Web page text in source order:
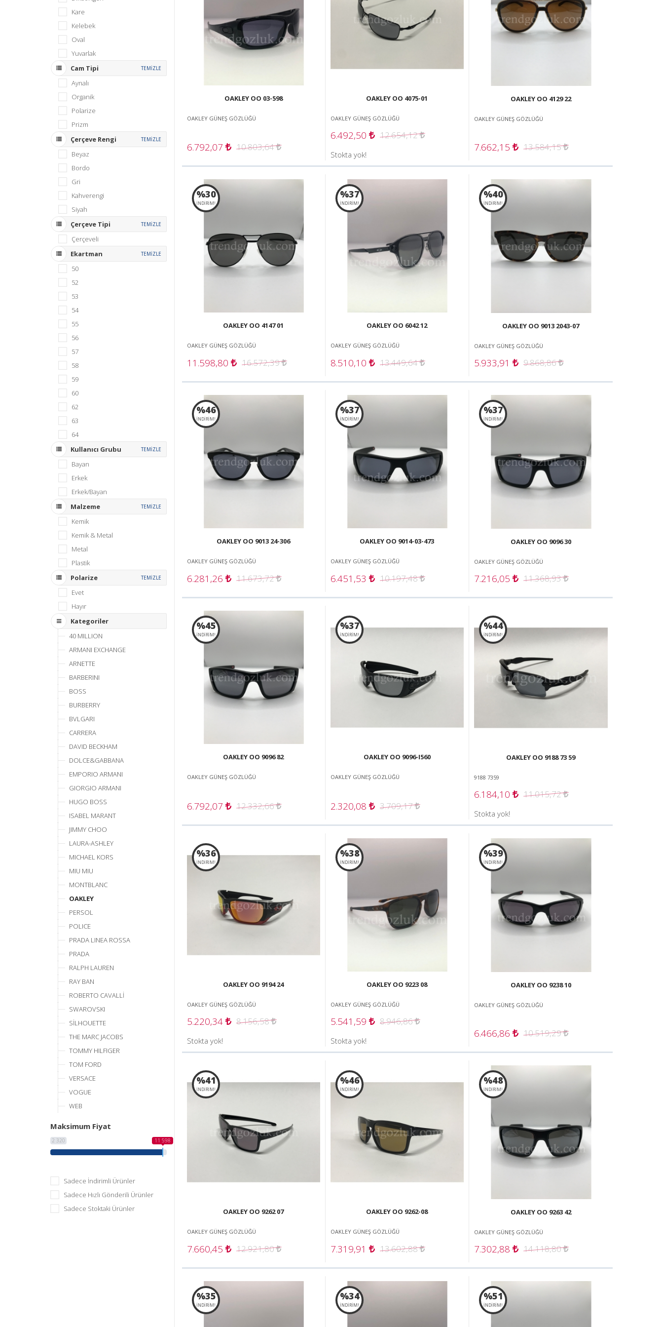
Kare
Kelebek
Oval
Yuvarlak
Cam Tipi
TEMİZLE
Aynalı
Organik
Polarize
Prizm
Çerçeve Rengi
TEMİZLE
Beyaz
Bordo
Gri
Kahverengi
Siyah
Çerçeve Tipi
TEMİZLE
Çerçeveli
Ekartman
TEMİZLE
50
52
53
54
55
56
57
58
59
60
62
63
64
Kullanıcı Grubu
TEMİZLE
Bayan
Erkek
Erkek/Bayan
Malzeme
TEMİZLE
Kemik
Kemik & Metal
Metal
Plastik
Polarize
TEMİZLE
Evet
Hayır
Kategoriler
40 MILLION
ARMANI EXCHANGE
ARNETTE
BARBERINI
BOSS
BURBERRY
BVLGARI
CARRERA
DAVID BECKHAM
DOLCE&GABBANA
EMPORIO ARMANI
GIORGIO ARMANI
HUGO BOSS
ISABEL MARANT
JIMMY CHOO
LAURA-ASHLEY
MICHAEL KORS
MIU MIU
MONTBLANC
OAKLEY
PERSOL
POLICE
PRADA LINEA ROSSA
PRADA
RALPH LAUREN
RAY BAN
ROBERTO CAVALLİ
SWAROVSKI
SİLHOUETTE
THE MARC JACOBS
TOMMY HILFIGER
TOM FORD
VERSACE
VOGUE
WEB
Maksimum Fiyat
2 320 11 598
Sadece İndirimli Ürünler
Sadece Hızlı Gönderili Ürünler
Sadece Stoktaki Ürünler
OAKLEY OO 03-598
OAKLEY GÜNEŞ GÖZLÜĞÜ
6.792,07 10.803,64
OAKLEY OO 4075-01
OAKLEY GÜNEŞ GÖZLÜĞÜ
6.492,50 12.654,12
Stokta yok!
OAKLEY OO 4129 22
OAKLEY GÜNEŞ GÖZLÜĞÜ
7.662,15 13.584,15
%30
İNDİRİM!
OAKLEY OO 4147 01
OAKLEY GÜNEŞ GÖZLÜĞÜ
11.598,80 16.572,39
%37
İNDİRİM!
OAKLEY OO 6042 12
OAKLEY GÜNEŞ GÖZLÜĞÜ
8.510,10 13.449,64
%40
İNDİRİM!
OAKLEY OO 9013 2043-07
OAKLEY GÜNEŞ GÖZLÜĞÜ
5.933,91 9.868,86
%46
İNDİRİM!
OAKLEY OO 9013 24-306
OAKLEY GÜNEŞ GÖZLÜĞÜ
6.281,26 11.673,72
%37
İNDİRİM!
OAKLEY OO 9014-03-473
OAKLEY GÜNEŞ GÖZLÜĞÜ
6.451,53 10.197,48
%37
İNDİRİM!
OAKLEY OO 9096 30
OAKLEY GÜNEŞ GÖZLÜĞÜ
7.216,05 11.368,93
%45
İNDİRİM!
OAKLEY OO 9096 82
OAKLEY GÜNEŞ GÖZLÜĞÜ
6.792,07 12.332,66
%37
İNDİRİM!
OAKLEY OO 9096-I560
OAKLEY GÜNEŞ GÖZLÜĞÜ
2.320,08 3.709,17
%44
İNDİRİM!
OAKLEY OO 9188 73 59
9188 7359
6.184,10 11.015,72
Stokta yok!
%36
İNDİRİM!
OAKLEY OO 9194 24
OAKLEY GÜNEŞ GÖZLÜĞÜ
5.220,34 8.156,58
Stokta yok!
%38
İNDİRİM!
OAKLEY OO 9223 08
OAKLEY GÜNEŞ GÖZLÜĞÜ
5.541,59 8.946,86
Stokta yok!
%39
İNDİRİM!
OAKLEY OO 9238 10
OAKLEY GÜNEŞ GÖZLÜĞÜ
6.466,86 10.519,29
%41
İNDİRİM!
OAKLEY OO 9262 07
OAKLEY GÜNEŞ GÖZLÜĞÜ
7.660,45 12.921,80
%46
İNDİRİM!
OAKLEY OO 9262-08
OAKLEY GÜNEŞ GÖZLÜĞÜ
7.319,91 13.602,88
%48
İNDİRİM!
OAKLEY OO 9263 42
OAKLEY GÜNEŞ GÖZLÜĞÜ
7.302,88 14.118,80
%35
İNDİRİM!
%34
İNDİRİM!
%51
İNDİRİM!